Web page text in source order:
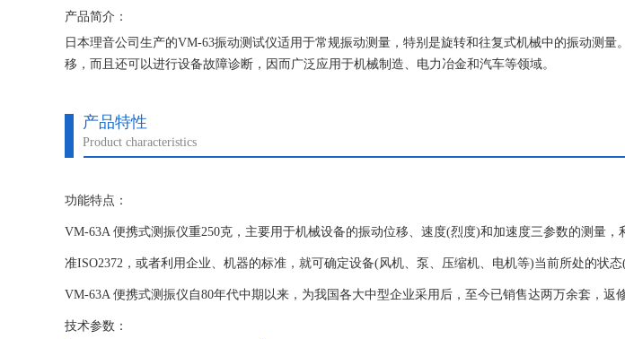
产品简介：
日本理音公司生产的VM-63振动测试仪适用于常规振动测量，特别是旋转和往复式机械中的振动测量
移，而且还可以进行设备故障诊断，因而广泛应用于机械制造、电力冶金和汽车等领域。
产品特性
Product characteristics
功能特点：
VM-63A 便携式测振仪重250克，主要用于机械设备的振动位移、速度(烈度)和加速度三参数的测量
准ISO2372，或者利用企业、机器的标准，就可确定设备(风机、泵、压缩机、电机等)当前所处的状态
VM-63A 便携式测振仪自80年代中期以来，为我国各大中型企业采用后，至今已销售达两万余套，返
技术参数：